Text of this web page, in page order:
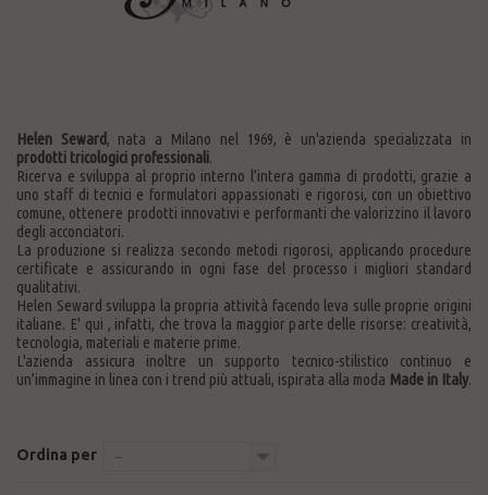
Helen Seward, nata a Milano nel 1969, è un'azienda specializzata in
prodotti tricologici professionali.
Ricerva e sviluppa al proprio interno l’intera gamma di prodotti, grazie a
uno staff di tecnici e formulatori appassionati e rigorosi, con un obiettivo
comune, ottenere prodotti innovativi e performanti che valorizzino il lavoro
degli acconciatori.
La produzione si realizza secondo metodi rigorosi, applicando procedure
certificate e assicurando in ogni fase del processo i migliori standard
qualitativi.
Helen Seward sviluppa la propria attività facendo leva sulle proprie origini
italiane. E' qui , infatti, che trova la maggior parte delle risorse: creatività,
tecnologia, materiali e materie prime.
L'azienda assicura inoltre un supporto tecnico-stilistico continuo e
un’immagine in linea con i trend più attuali, ispirata alla moda Made in Italy.
Ordina per --